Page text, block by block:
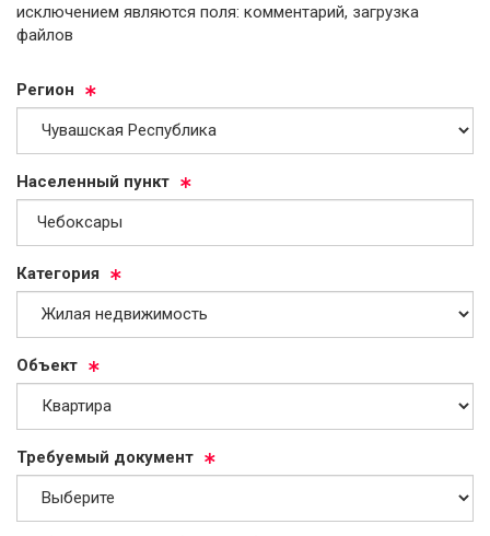
исключением являются поля: комментарий, загрузка
файлов
Ре­ги­он
На­се­лен­ный пункт
Ка­те­го­рия
Объ­ект
Тре­бу­емый до­ку­мент